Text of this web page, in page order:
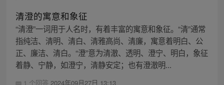
清澄的寓意和象征
“清澄”一词用于人名时，有着丰富的寓意和象征。“清”通常
指纯洁、清明、清白、清雅高尚、清廉，寓意着明白、公
正、廉洁、清白。“澄”意为清澈、透明、澄宁、明白，象征
着静、宁静，如澄宁，清静安定；也有澄澈明...
1 个回答 2024年09月27日 13:13